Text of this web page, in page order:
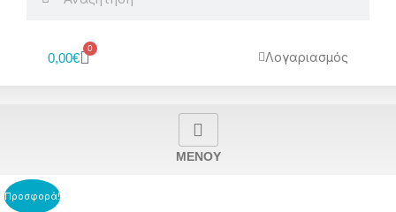
0,00€
0
Cart Λογαριασμός
MENOY
Προσφορά!